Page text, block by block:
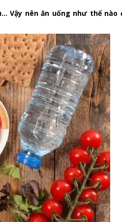
Vậy nên ăn uống như thế nào